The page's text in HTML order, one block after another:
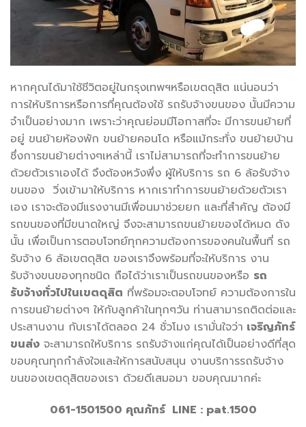
หากคุณได้มาใช้ชีวิตอยู่ในกรุงเทพฯหรือเขตดุสิต แน่นอนว่า
การให้บริการหรือการที่คุณต้องใช้ รถรับจ้างขนของ นั้นมีความ
จำเป็นอย่างมาก เพราะว่าคุณย่อมมีโอกาสที่จะ มีการขนย้ายที่
อยู่ ขนย้ายห้องพัก ขนย้ายคอนโด หรือแม้กระทั่ง ขนย้ายบ้าน
ซึ่งการขนย้ายต่างๆเหล่านี้ เราไม่สามารถที่จะทำการขนย้าย
ด้วยตัวเราเองได้ จึงต้องหวังพึ่ง ผู้ให้บริการ รถ 6 ล้อรับจ้าง
ขนของ วิ่งเข้ามาให้บริการ หากเราทำการขนย้ายด้วยตัวเรา
เอง เราจะต้องมีแรงงานมีเพื่อนมาช่วยยก และที่สำคัญ ต้องมี
รถขนของที่มีขนาดใหญ่ จึงจะสามารถขนย้ายของได้หมด ดัง
นั้น เพื่อเป็นการตอบโจทย์ทุกความต้องการของคนในพื้นที่ รถ
รับจ้าง 6 ล้อเขตดุสิต ของเราจึงพร้อมที่จะให้บริการ งาน
รับจ้างขนของทุกชนิด ถือได้ว่าเราเป็นรถขนของหรือ รถ
รับจ้างทั่วไปในเขตดุสิต ที่พร้อมจะตอบโจทย์ ความต้องการใน
การขนย้ายต่างๆ ให้กับลูกค้าในทุกๆวัน ท่านสามารถติดต่อและ
ประสานงาน กับเราได้ตลอด 24 ชั่วโมง เรามั่นใจว่า เจริญภัทร์
ขนส่ง จะสามารถให้บริการ รถรับจ้างแก่คุณได้เป็นอย่างดีที่สุด
ขอบคุณทุกกำลังใจและให้การสนับสนุน งานบริการรถรับจ้าง
ขนของเขตดุสิตของเรา ด้วยดีเสมอมา ขอบคุณมากค่ะ
061-1501500 คุณภัทร์ LINE : pat.1500